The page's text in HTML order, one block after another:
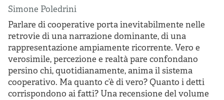
Simone Poledrini
Parlare di cooperative porta inevitabilmente nelle
retrovie di una narrazione dominante, di una
rappresentazione ampiamente ricorrente. Vero e
verosimile, percezione e realtà pare confondano
persino chi, quotidianamente, anima il sistema
cooperativo. Ma quanto c’è di vero? Quanto i detti
corrispondono ai fatti? Una recensione del volume